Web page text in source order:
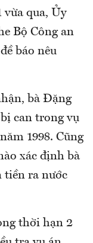
vừa qua, Ủy
Bộ Công an
báo nêu
bà Đặng
can trong vụ
1998. Cũng
xác định bà
tiền ra nước
thời hạn 2